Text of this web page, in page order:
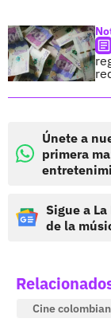
Únete a
primera
Sigue a
de la
Cine